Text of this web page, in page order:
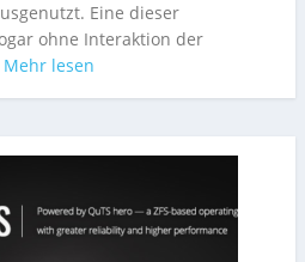
Eine dieser
ohne Interaktion der
Mehr lesen